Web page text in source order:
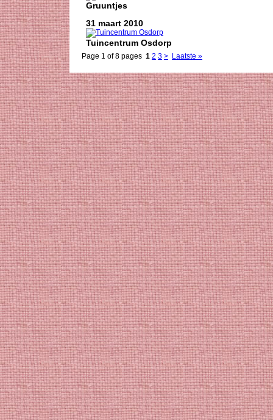
Gruuntjes
31 maart 2010
Tuincentrum Osdorp
Page 1 of 8 pages 1 2 3 > Laatste »